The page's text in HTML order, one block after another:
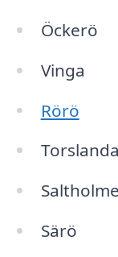
Öckerö
Vinga
Rörö
Särö